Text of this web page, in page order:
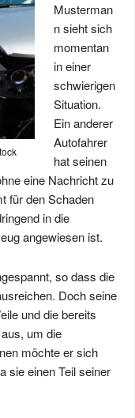
Musterman
n sieht sich
momentan
in einer
schwierigen
Situation.
Ein anderer
Autofahrer
hat seinen
eine Nachricht zu
für den Schaden
in die
angewiesen ist.
so dass die
Doch seine
und die bereits
um die
möchte er sich
sie einen Teil seiner